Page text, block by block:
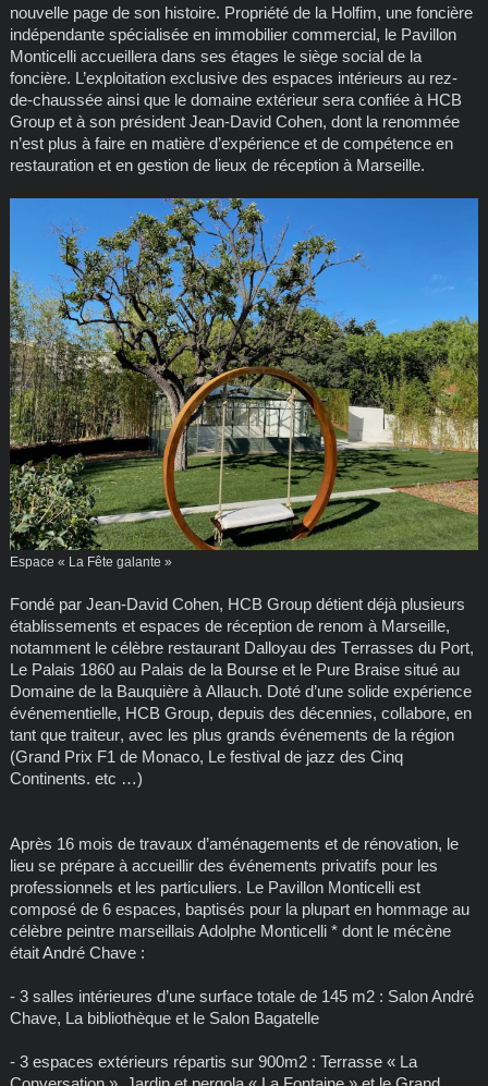
nouvelle page de son histoire. Propriété de la Holfim, une foncière
indépendante spécialisée en immobilier commercial, le Pavillon
Monticelli accueillera dans ses étages le siège social de la
foncière. L’exploitation exclusive des espaces intérieurs au rez-
de-chaussée ainsi que le domaine extérieur sera confiée à HCB
Group et à son président Jean-David Cohen, dont la renommée
n’est plus à faire en matière d’expérience et de compétence en
restauration et en gestion de lieux de réception à Marseille.
Espace « La Fête galante »
Fondé par Jean-David Cohen, HCB Group détient déjà plusieurs
établissements et espaces de réception de renom à Marseille,
notamment le célèbre restaurant Dalloyau des Terrasses du Port,
Le Palais 1860 au Palais de la Bourse et le Pure Braise situé au
Domaine de la Bauquière à Allauch. Doté d’une solide expérience
événementielle, HCB Group, depuis des décennies, collabore, en
tant que traiteur, avec les plus grands événements de la région
(Grand Prix F1 de Monaco, Le festival de jazz des Cinq
Continents. etc …)
Après 16 mois de travaux d’aménagements et de rénovation, le
lieu se prépare à accueillir des événements privatifs pour les
professionnels et les particuliers. Le Pavillon Monticelli est
composé de 6 espaces, baptisés pour la plupart en hommage au
célèbre peintre marseillais Adolphe Monticelli * dont le mécène
était André Chave :
- 3 salles intérieures d’une surface totale de 145 m2 : Salon André
Chave, La bibliothèque et le Salon Bagatelle
- 3 espaces extérieurs répartis sur 900m2 : Terrasse « La